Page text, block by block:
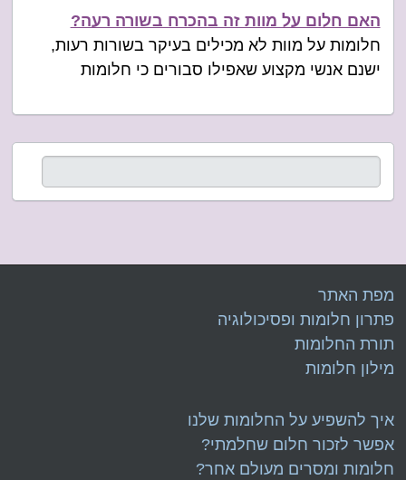
האם חלום על מוות זה בהכרח בשורה רעה?
חלומות על מוות לא מכילים בעיקר בשורות רעות,
ישנם אנשי מקצוע שאפילו סבורים כי חלומות
מפת האתר
פתרון חלומות ופסיכולוגיה
תורת החלומות
מילון חלומות
איך להשפיע על החלומות שלנו
אפשר לזכור חלום שחלמתי?
חלומות ומסרים מעולם אחר?